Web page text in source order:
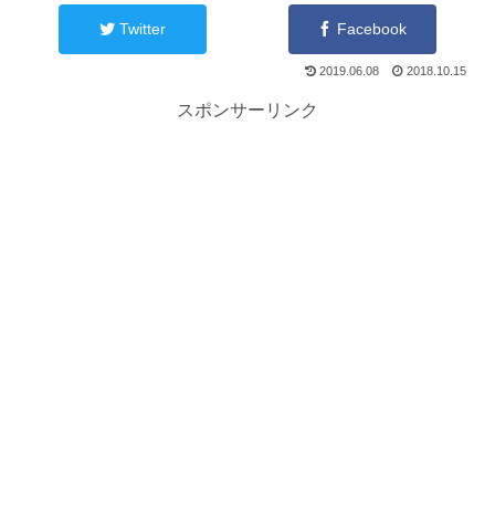
Twitter Facebook
2019.06.08 2018.10.15
スポンサーリンク